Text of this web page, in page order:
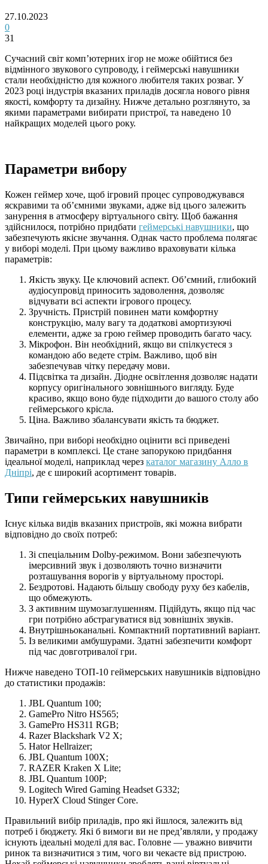
27.10.2023
0
31
Сучасний світ комп’ютерних ігор не може обійтися без
відмінного звукового супроводу, і геймерські навушники
стали необхідністю для кожного любителя таких розваг. У
2023 році індустрія вказаних приладів досягла нового рівня
якості, комфорту та дизайну. Нижче детально розглянуто, за
якими параметрами вибирати пристрої, та наведено 10
найкращих моделей цього року.
Параметри вибору
Кожен геймер хоче, щоб ігровий процес супроводжувався
яскравими та об’ємними звуками, адже від цього залежить
занурення в атмосферу віртуального світу. Щоб бажання
здійснилося, потрібно придбати геймерські навушники, що
забезпечують якісне звучання. Однак часто проблема полягає
у виборі моделі. При цьому важливо враховувати кілька
параметрів:
Якість звуку. Це ключовий аспект. Об’ємний, глибокий
аудіосупровід приносить задоволення, дозволяє
відчувати всі аспекти ігрового процесу.
Зручність. Пристрій повинен мати комфортну
конструкцію, малу вагу та додаткові амортизуючі
елементи, адже за грою геймер проводить багато часу.
Мікрофон. Він необхідний, якщо ви спілкуєтеся з
командою або ведете стрім. Важливо, щоб він
забезпечував чітку передачу мови.
Підсвітка та дизайн. Діодне освітлення дозволяє надати
корпусу оригінального зовнішнього вигляду. Буде
красиво, якщо воно буде підходити до вашого столу або
геймерського крісла.
Ціна. Важливо збалансувати якість та бюджет.
Звичайно, при виборі необхідно оцінити всі приведені
параметри в комплексі. Це стане запорукою придбання
ідеальної моделі, наприклад через каталог магазину Алло в
Дніпрі, де є широкий асортимент товарів.
Типи геймерських навушників
Існує кілька видів вказаних пристроїв, які можна вибрати
відповідно до своїх потреб:
Зі спеціальним Dolby-режимом. Вони забезпечують
імерсивний звук і дозволяють точно визначити
розташування ворогів у віртуальному просторі.
Бездротові. Надають більшу свободу руху без кабелів,
що обмежують.
З активним шумозаглушенням. Підійдуть, якщо під час
гри потрібно абстрагуватися від зовнішніх звуків.
Внутрішньоканальні. Компактний портативний варіант.
Із великими амбушурами. Здатні забезпечити комфорт
під час довготривалої гри.
Нижче наведено ТОП-10 геймерських навушників відповідно
до статистики продажів:
JBL Quantum 100;
GamePro Nitro HS565;
GamePro HS311 RGB;
Razer Blackshark V2 X;
Hator Hellraizer;
JBL Quantum 100X;
RAZER Kraken X Lite;
JBL Quantum 100P;
Logitech Wired Gaming Headset G332;
HyperX Cloud Stinger Core.
Правильний вибір приладів, про які йшлося, залежить від
потреб і бюджету. Які б вимоги ви не пред’являли, у продажу
існують ідеальні моделі для вас. Головне — уважно вивчити
ринок та визначитися з тим, чого ви чекаєте від пристрою.